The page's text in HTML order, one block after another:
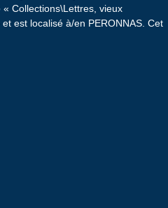
Collections\Lettres, vieux
est localisé à/en PERONNAS. Cet